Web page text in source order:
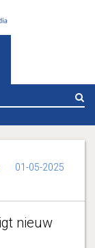
01-05-2025
nieuw